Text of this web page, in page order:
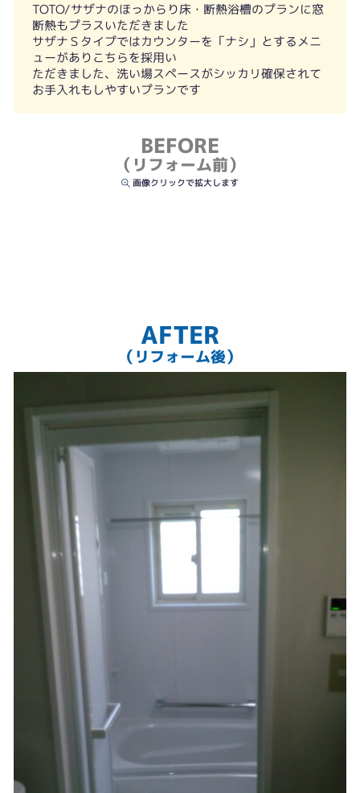
TOTO/サザナのほっからり床・断熱浴槽のプランに窓
断熱もプラスいただきました
サザナＳタイプではカウンターを「ナシ」とするメニ
ューがありこちらを採用い
ただきました、洗い場スペースがシッカリ確保されて
お手入れもしやすいプランです
BEFORE
（リフォーム前）
画像クリックで拡大します
AFTER
（リフォーム後）